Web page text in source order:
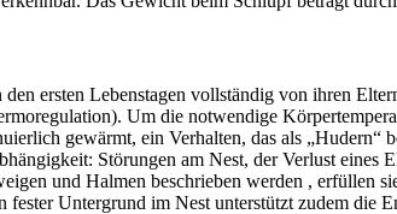
ersten Lebenstagen vollständig von ihren
Um die notwendige
gewärmt, ein Verhalten, das als
Störungen am Nest, der Verlust
und Halmen beschrieben werden ,
fester Untergrund im Nest unterstützt zudem die